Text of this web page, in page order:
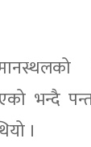
भन्दै
।